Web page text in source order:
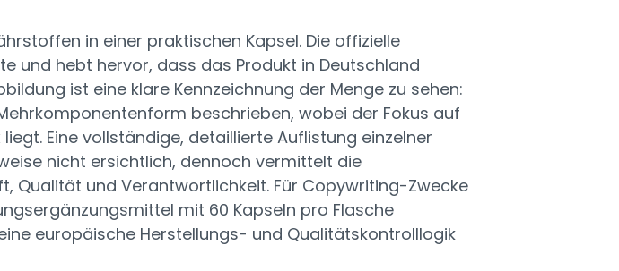
in einer praktischen Kapsel. Die offizielle
und hebt hervor, dass das Produkt in Deutschland
ist eine klare Kennzeichnung der Menge zu sehen:
beschrieben, wobei der Fokus auf
Eine vollständige, detaillierte Auflistung einzelner
nicht ersichtlich, dennoch vermittelt die
Qualität und Verantwortlichkeit. Für Copywriting-Zwecke
mit 60 Kapseln pro Flasche
europäische Herstellungs- und Qualitätskontrolllogik